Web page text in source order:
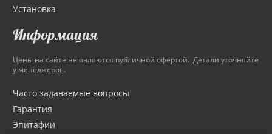
Установка
Информация
Цены на сайте не являются публичной офертой. Детали уточняйте
у менеджеров.
Часто задаваемые вопросы
Гарантия
Эпитафии